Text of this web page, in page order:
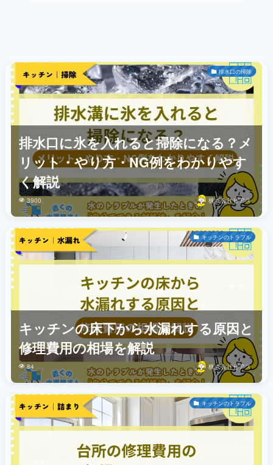
排水口の掃除
排水口に氷を入れると掃除になる？メ
リット・やり方・NG例をわかりやす
く解説
3900 株式会社ビアス
キッチンのトラブル
キッチンの床下から水漏れする原因と
修理費用の相場を解説
84 株式会社ビアス
キッチンのトラブル